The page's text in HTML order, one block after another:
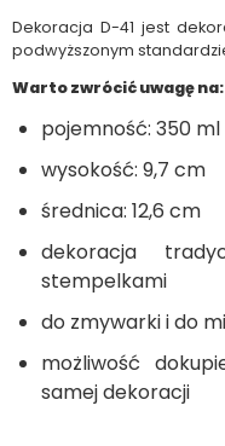
Dekoracja D-41 jest
podwyższonym
Warto zwrócić uwagę na:
pojemność: 350 ml
wysokość: 9,7 cm
średnica: 12,6 cm
dekoracja
stempelkami
do zmywarki i do
możliwość
samej dekoracji